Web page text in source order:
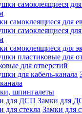
самоклеящиеся для
самоклеящиеся для
для отверстий
шпингалеты
Замки для
Замки для